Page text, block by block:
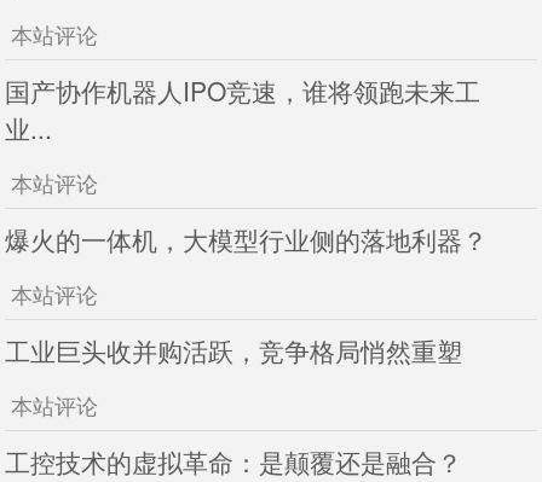
本站评论
国产协作机器人IPO竞速，谁将领跑未来工
业...
本站评论
爆火的一体机，大模型行业侧的落地利器？
本站评论
工业巨头收并购活跃，竞争格局悄然重塑
本站评论
工控技术的虚拟革命：是颠覆还是融合？